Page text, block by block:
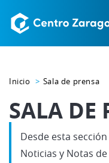
Inicio Sala de prensa
SALA DE
Desde esta
Noticias y Notas